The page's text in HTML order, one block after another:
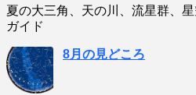
夏の大三角、天の川、流星群、
ガイド
8月の見どころ